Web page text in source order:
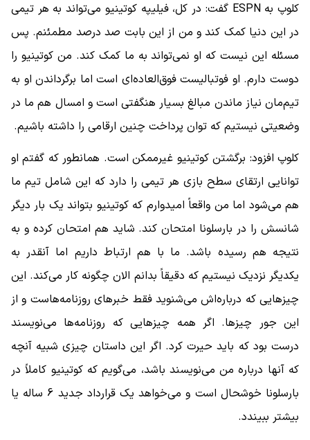
کلوپ به ESPN گفت: در کل، فیلیپه کوتینیو می‌تواند به هر تیمی
در این دنیا کمک کند و من از این بابت صد درصد مطمئنم. پس
مسئله این نیست که او نمی‌تواند به ما کمک کند. من کوتینیو را
دوست دارم. او فوتبالیست فوق‌العاده‌ای است اما برگرداندن او به
تیم‌مان نیاز ماندن مبالغ بسیار هنگفتی است و امسال هم ما در
وضعیتی نیستیم که توان پرداخت چنین ارقامی را داشته باشیم.
کلوپ افزود: برگشتن کوتینیو غیرممکن است. همانطور که گفتم او
توانایی ارتقای سطح بازی هر تیمی را دارد که این شامل تیم ما
هم می‌شود اما من واقعاً امیدوارم که کوتینیو بتواند یک بار دیگر
شانسش را در بارسلونا امتحان کند. شاید هم امتحان کرده و به
نتیجه هم رسیده باشد. ما با هم ارتباط داریم اما آنقدر به
یکدیگر نزدیک نیستیم که دقیقاً بدانم الان چگونه کار می‌کند. این
چیزهایی که درباره‌اش می‌شنوید فقط خبرهای روزنامه‌هاست و از
این جور چیزها. اگر همه چیزهایی که روزنامه‌ها می‌نویسند
درست بود که باید حیرت کرد. اگر این داستان چیزی شبیه آنچه
که آنها درباره من می‌نویسند باشد، می‌گویم که کوتینیو کاملاً در
بارسلونا خوشحال است و می‌خواهد یک قرارداد جدید 6 ساله یا
بیشتر ببیندد.